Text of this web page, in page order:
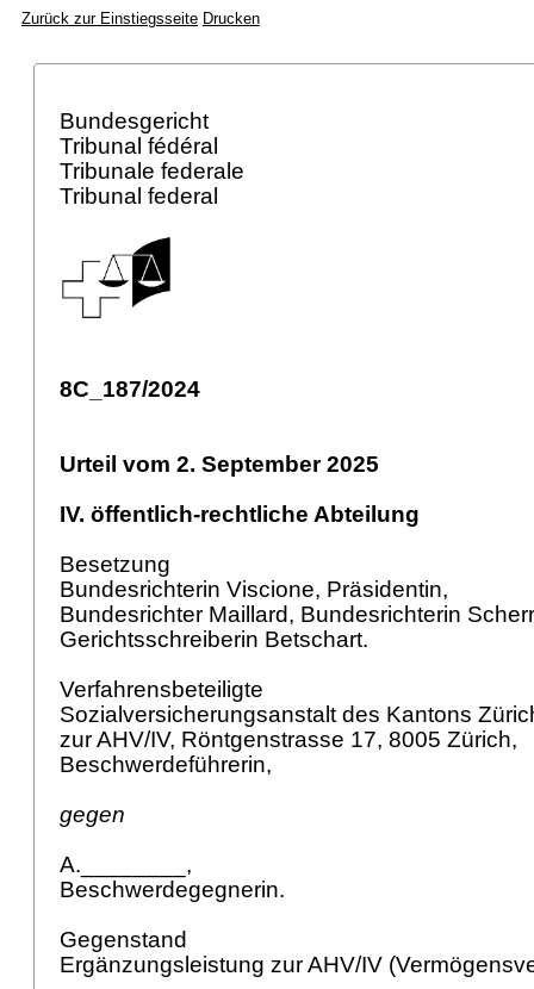
Zurück zur Einstiegsseite Drucken
Bundesgericht
Tribunal fédéral
Tribunale federale
Tribunal federal
8C_187/2024
Urteil vom 2. September 2025
IV. öffentlich-rechtliche Abteilung
Besetzung
Bundesrichterin Viscione, Präsidentin,
Bundesrichter Maillard, Bundesrichterin
Gerichtsschreiberin Betschart.
Verfahrensbeteiligte
Sozialversicherungsanstalt des Kantons
zur AHV/IV, Röntgenstrasse 17, 8005 Zürich,
Beschwerdeführerin,
gegen
A.________,
Beschwerdegegnerin.
Gegenstand
Ergänzungsleistung zur AHV/IV